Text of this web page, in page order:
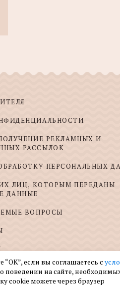
РЕКЛАМНЫХ И
РАССЫЛОК
ПЕРСОНАЛЬНЫХ
ЛИЦ, КОТОРЫМ ПЕРЕДАНЫ
ДАННЫЕ
ВОПРОСЫ
“ОК”, если вы соглашаетесь с
поведении на сайте,
cookie можете через браузер